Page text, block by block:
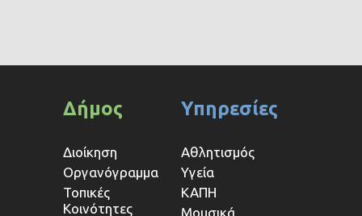
Δήμος
Διοίκηση
Οργανόγραμμα
Τοπικές
Κοινότητες
Υπηρεσίες
Αθλητισμός
Υγεία
ΚΑΠΗ
Μουσικά